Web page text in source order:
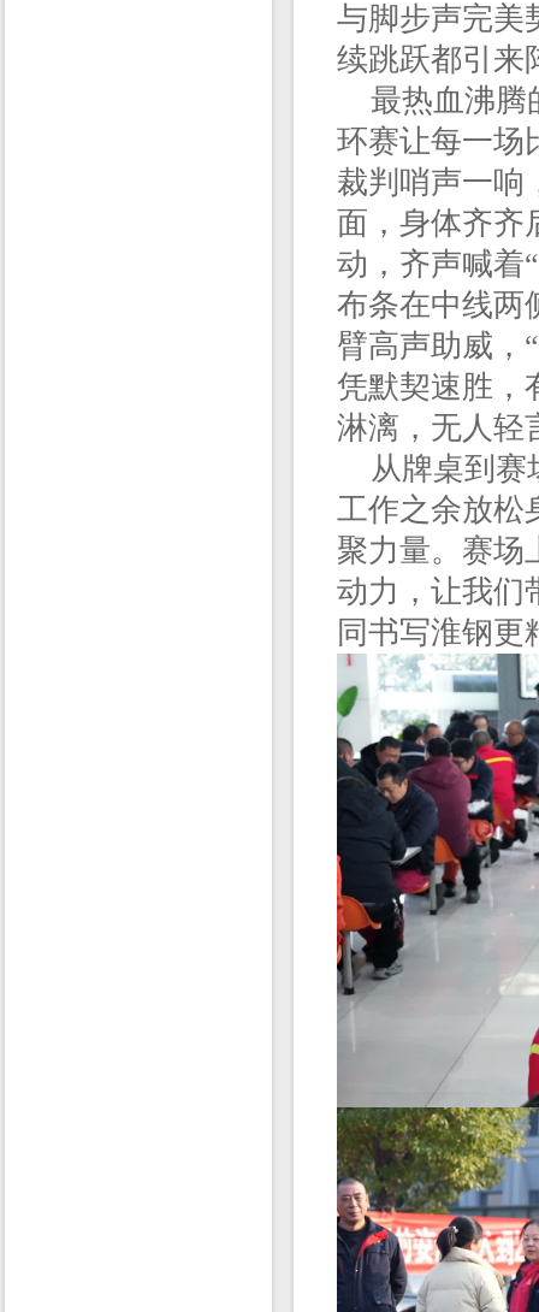
与脚步声完美
续跳跃都引来
最热血沸腾
环赛让每一场
裁判哨声一响
面，身体齐齐
动，齐声喊着
布条在中线两
臂高声助威，
凭默契速胜，
淋漓，无人轻
从牌桌到赛
工作之余放松
聚力量。赛场
动力，让我们
同书写淮钢更